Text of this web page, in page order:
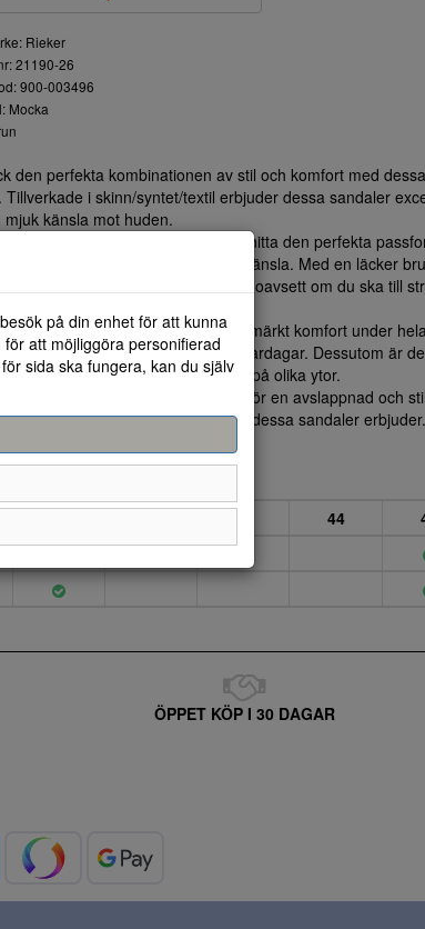
Rieker
21190-26
900-003496
Mocka
den perfekta kombinationen av stil och komfort med
Tillverkade i skinn/syntet/textil erbjuder dessa sandaler
mjuk känsla mot huden.
remmen gör det enkelt att hitta den perfekta
vilket ger en stabil och säker känsla. Med en läcker
lätta att matcha med olika outfits, oavsett om du ska till
och stöttande fotbädden ger utmärkt komfort under
det perfekta valet för varma sommardagar. Dessutom är
utformad för att ge bra grepp på olika ytor.
sandaler är en utmärkt investering för en avslappnad och
av friheten och komforten som dessa sandaler erbjuder.
44
ÖPPET KÖP I 30 DAGAR
på din enhet för att kunna
att möjliggöra personifierad
sida ska fungera, kan du själv